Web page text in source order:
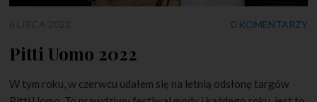
0 KOMENTARZY
Pitti Uomo 2022
W tym roku, w czerwcu udałem się na letnią odsłonę targów